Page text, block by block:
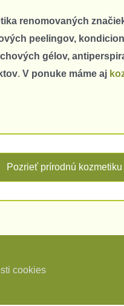
renomovaných
peelingov,
gélov,
. V ponuke máme aj
Pozrieť prírodnú
cookies